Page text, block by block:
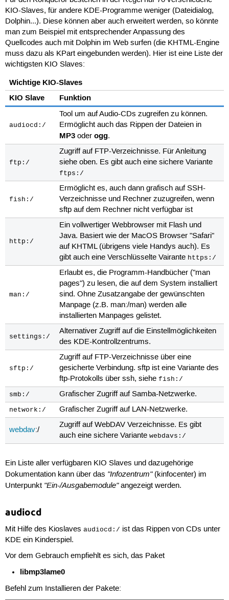
KIO-Slaves, für andere KDE-Programme weniger (Dateidialog,
Dolphin...). Diese können aber auch erweitert werden, so könnte
man zum Beispiel mit entsprechender Anpassung des
Quellcodes auch mit Dolphin im Web surfen (die KHTML-Engine
muss dazu als KPart eingebunden werden). Hier ist eine Liste der
wichtigsten KIO Slaves:
Wichtige KIO-Slaves
KIO Slave
Funktion
audiocd:/
Tool um auf Audio-CDs zugreifen zu können.
Ermöglicht auch das Rippen der Dateien in
MP3 oderogg.
ftp:/
Zugriff auf FTP-Verzeichnisse. Für Anleitung
siehe oben. Es gibt auch eine sichere Variante
ftps:/
fish:/
Ermöglicht es, auch dann grafisch auf SSH-
Verzeichnisse und Rechner zuzugreifen, wenn
sftp auf dem Rechner nicht verfügbar ist
http:/
Ein vollwertiger Webbrowser mit Flash und
Java. Basiert wie der MacOS Browser "Safari"
auf KHTML (übrigens viele Handys auch). Es
gibt auch eine Verschlüsselte Vairante https:/
man:/
Erlaubt es, die Programm-Handbücher ("man
pages") zu lesen, die auf dem System installiert
sind. Ohne Zusatzangabe der gewünschten
Manpage (z.B. man:/man) werden alle
installierten Manpages gelistet.
settings:/
Alternativer Zugriff auf die Einstellmöglichkeiten
des KDE-Kontrollzentrums.
sftp:/
Zugriff auf FTP-Verzeichnisse über eine
gesicherte Verbindung. sftp ist eine Variante des
ftp-Protokolls über ssh, siehefish:/
smb:/ Grafischer Zugriff auf Samba-Netzwerke.
network:/ Grafischer Zugriff auf LAN-Netzwerke.
webdav:/
Zugriff auf WebDAV Verzeichnisse. Es gibt
auch eine sichere Variantewebdavs:/
Ein Liste aller verfügbaren KIO Slaves und dazugehörige
Dokumentation kann über das "Infozentrum"(kinfocenter) im
Unterpunkt "Ein-/Ausgabemodule"angezeigt werden.
audiocd
Mit Hilfe des Kioslaves audiocd:/ ist das Rippen von CDs unter
KDE ein Kinderspiel.
Vor dem Gebrauch empfiehlt es sich, das Paket
libmp3lame0
Befehl zum Installieren der Pakete: